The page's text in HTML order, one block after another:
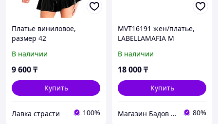
Платье виниловое,
размер 42
В наличии
9 600₸
Купить
Лавка страсти 100%
MVT16191 жен/платье,
LABELLAMAFIA M
В наличии
18 000₸
Купить
Магазин Бадов и спортивного питания "Fitness Formula" 80%